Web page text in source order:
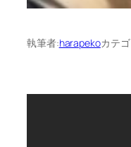
執筆者:harapekoカテ